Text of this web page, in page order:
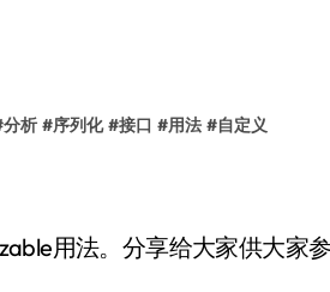
分析 #序列化 #接口 #用法 #自定义
用法。分享给大家供大家